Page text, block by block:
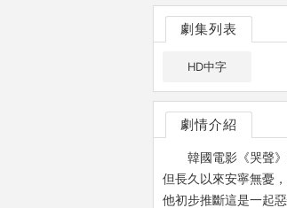
劇集列表
HD中字
劇情介紹
韓國電影《哭聲
但長久以來安寧無憂
他初步推斷這是一起